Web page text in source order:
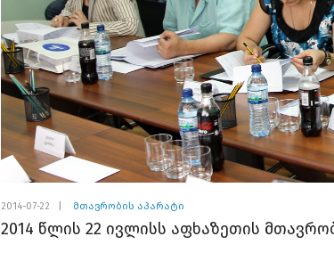
2014-07-22 მთავრობის აპარატი
2014 წლის 22 ივლისს აფხაზეთის